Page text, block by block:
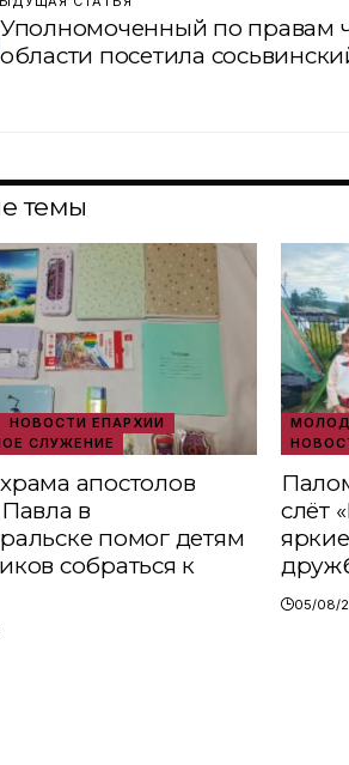
Уполномоченный по правам
области посетила
темы
НОВОСТИ ЕПАРХИИ
СЛУЖЕНИЕ
апостолов
в
помог детям
собраться к
слёт
05/08/